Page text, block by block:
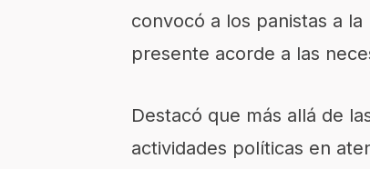
convocó a los panistas a
presente acorde a las
Destacó que más allá de
actividades políticas en